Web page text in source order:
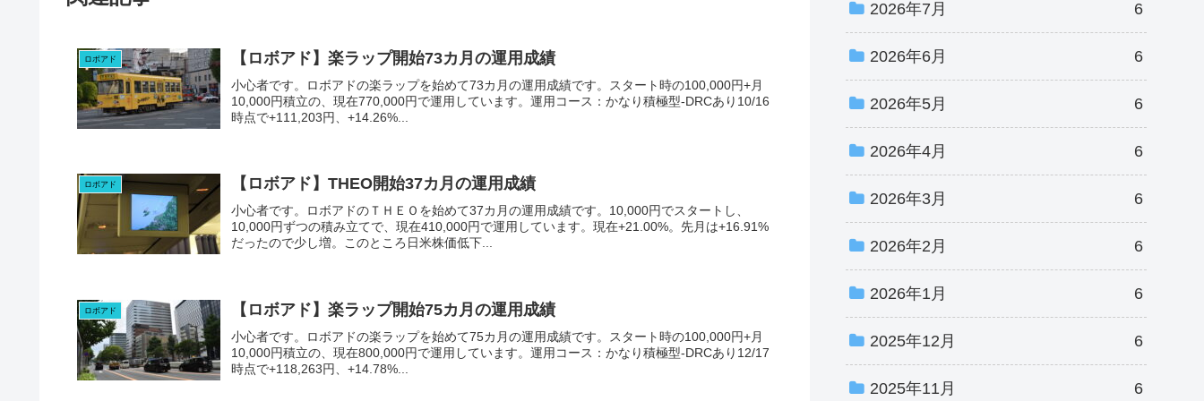
ロボアド 【ロボアド】楽ラップ開始73カ月の運用成績
小心者です。ロボアドの楽ラップを始めて73カ月の運用成績です。スタート時の100,000円+月
10,000円積立の、現在770,000円で運用しています。運用コース：かなり積極型-DRCあり10/16
時点で+111,203円、+14.26%...
ロボアド 【ロボアド】THEO開始37カ月の運用成績
小心者です。ロボアドのＴＨＥＯを始めて37カ月の運用成績です。10,000円でスタートし、
10,000円ずつの積み立てで、現在410,000円で運用しています。現在+21.00%。先月は+16.91%
だったので少し増。このところ日米株価低下...
ロボアド 【ロボアド】楽ラップ開始75カ月の運用成績
小心者です。ロボアドの楽ラップを始めて75カ月の運用成績です。スタート時の100,000円+月
10,000円積立の、現在800,000円で運用しています。運用コース：かなり積極型-DRCあり12/17
時点で+118,263円、+14.78%...
2026年7月 6
2026年6月 6
2026年5月 6
2026年4月 6
2026年3月 6
2026年2月 6
2026年1月 6
2025年12月 6
2025年11月 6